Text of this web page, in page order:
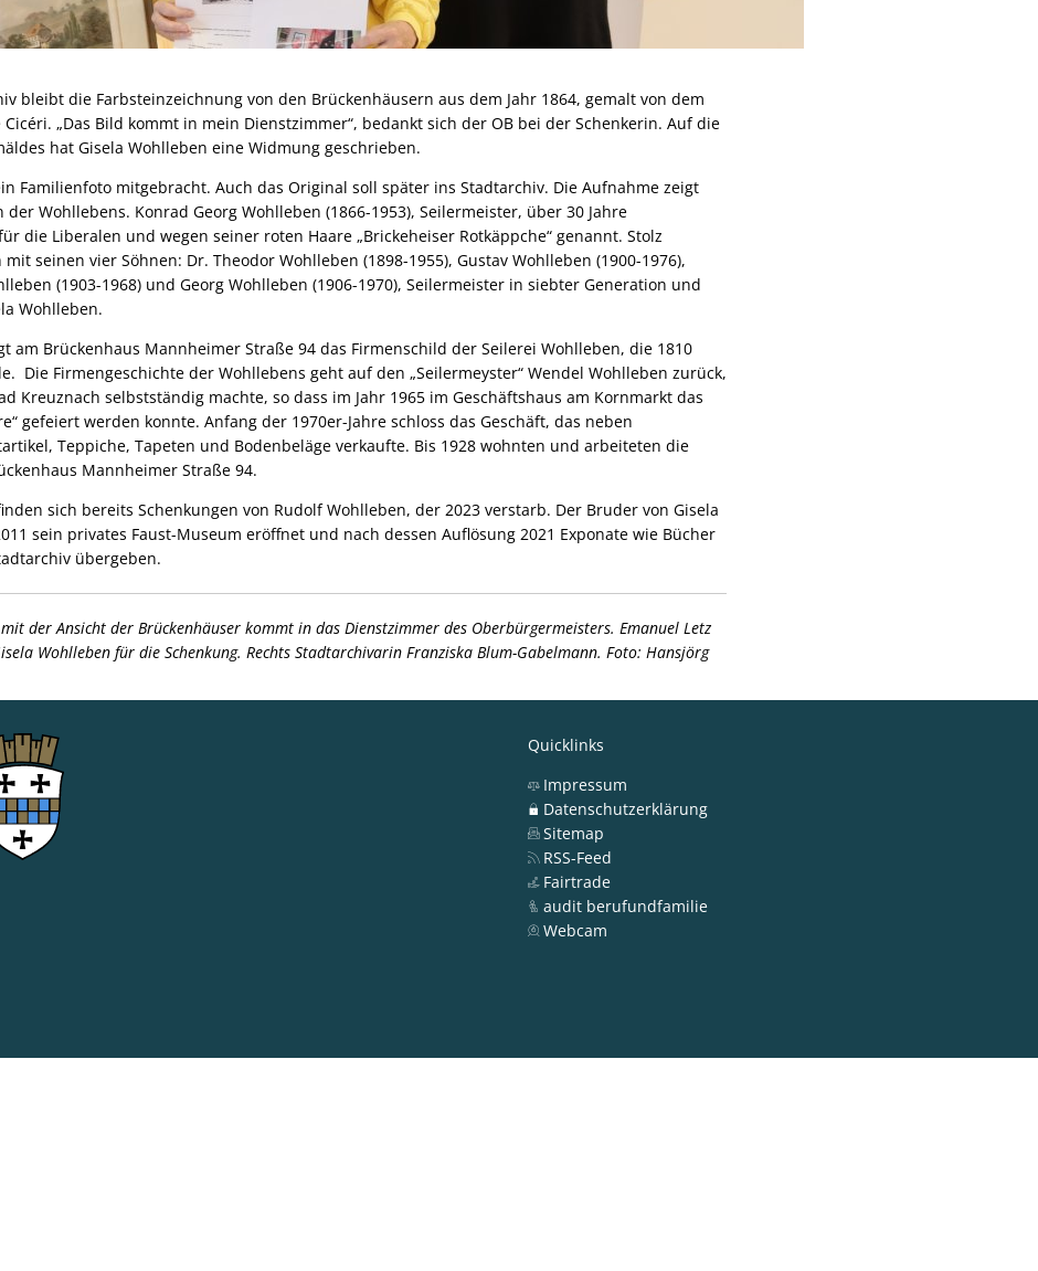
bleibt die Farbsteinzeichnung von den Brückenhäusern aus dem Jahr 1864, gemalt von dem
Cicéri. „Das Bild kommt in mein Dienstzimmer“, bedankt sich der OB bei der Schenkerin. Auf die
hat Gisela Wohlleben eine Widmung geschrieben.
Familienfoto mitgebracht. Auch das Original soll später ins Stadtarchiv. Die Aufnahme zeigt
der Wohllebens. Konrad Georg Wohlleben (1866-1953), Seilermeister, über 30 Jahre
die Liberalen und wegen seiner roten Haare „Brickeheiser Rotkäppche“ genannt. Stolz
seinen vier Söhnen: Dr. Theodor Wohlleben (1898-1955), Gustav Wohlleben (1900-1976),
(1903-1968) und Georg Wohlleben (1906-1970), Seilermeister in siebter Generation und
Wohlleben.
am Brückenhaus Mannheimer Straße 94 das Firmenschild der Seilerei Wohlleben, die 1810
Die Firmengeschichte der Wohllebens geht auf den „Seilermeyster“ Wendel Wohlleben zurück,
Kreuznach selbstständig machte, so dass im Jahr 1965 im Geschäftshaus am Kornmarkt das
gefeiert werden konnte. Anfang der 1970er-Jahre schloss das Geschäft, das neben
Teppiche, Tapeten und Bodenbeläge verkaufte. Bis 1928 wohnten und arbeiteten die
Mannheimer Straße 94.
sich bereits Schenkungen von Rudolf Wohlleben, der 2023 verstarb. Der Bruder von Gisela
sein privates Faust-Museum eröffnet und nach dessen Auflösung 2021 Exponate wie Bücher
übergeben.
der Ansicht der Brückenhäuser kommt in das Dienstzimmer des Oberbürgermeisters. Emanuel Letz
Wohlleben für die Schenkung. Rechts Stadtarchivarin Franziska Blum-Gabelmann. Foto: Hansjörg
Quicklinks
Impressum
Datenschutzerklärung
Sitemap
RSS-Feed
Fairtrade
audit berufundfamilie
Webcam